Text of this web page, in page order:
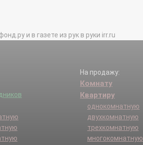
и в газете из рук в руки irr.ru
На продажу:
Комнату
Квартиру
однокомнатную
двухкомнатную
трехкомнатную
многокомнатную